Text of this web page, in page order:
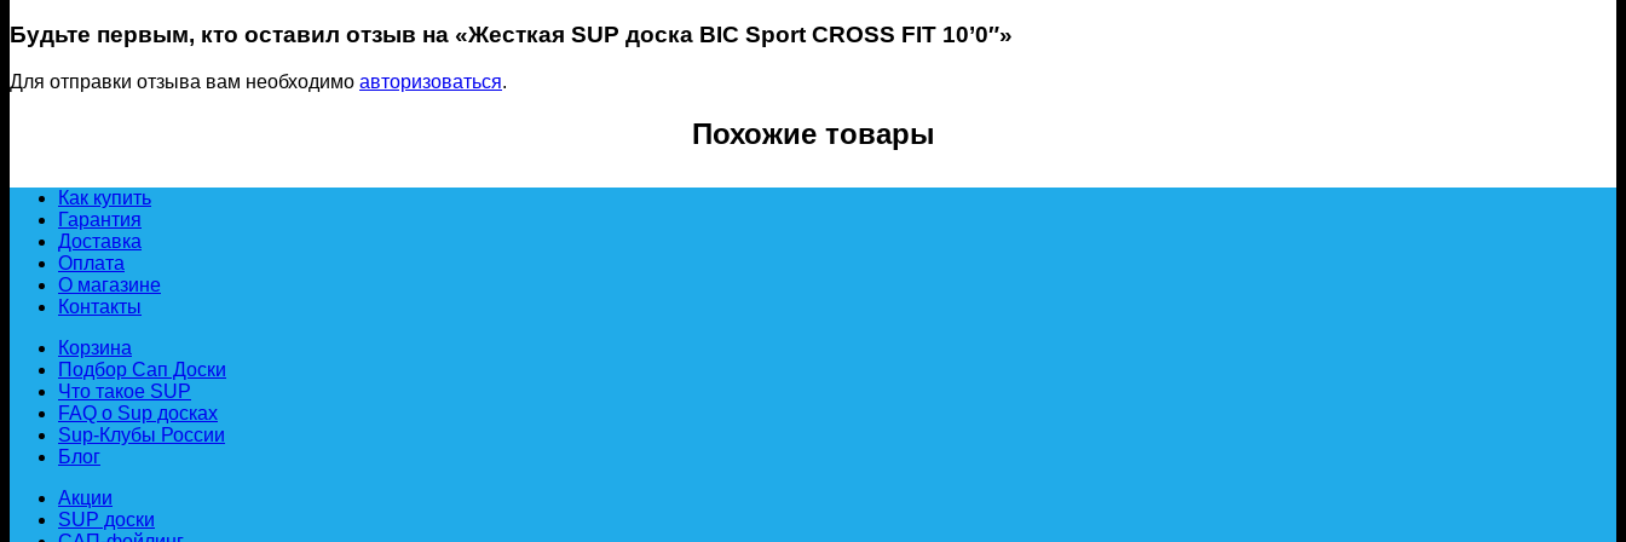
Будьте первым, кто оставил отзыв на «Жесткая SUP доска BIC Sport CROSS FIT 10’0″»
Для отправки отзыва вам необходимо авторизоваться.
Похожие товары
Как купить
Гарантия
Доставка
Оплата
О магазине
Контакты
Корзина
Подбор Сап Доски
Что такое SUP
FAQ о Sup досках
Sup-Клубы России
Блог
Акции
SUP доски